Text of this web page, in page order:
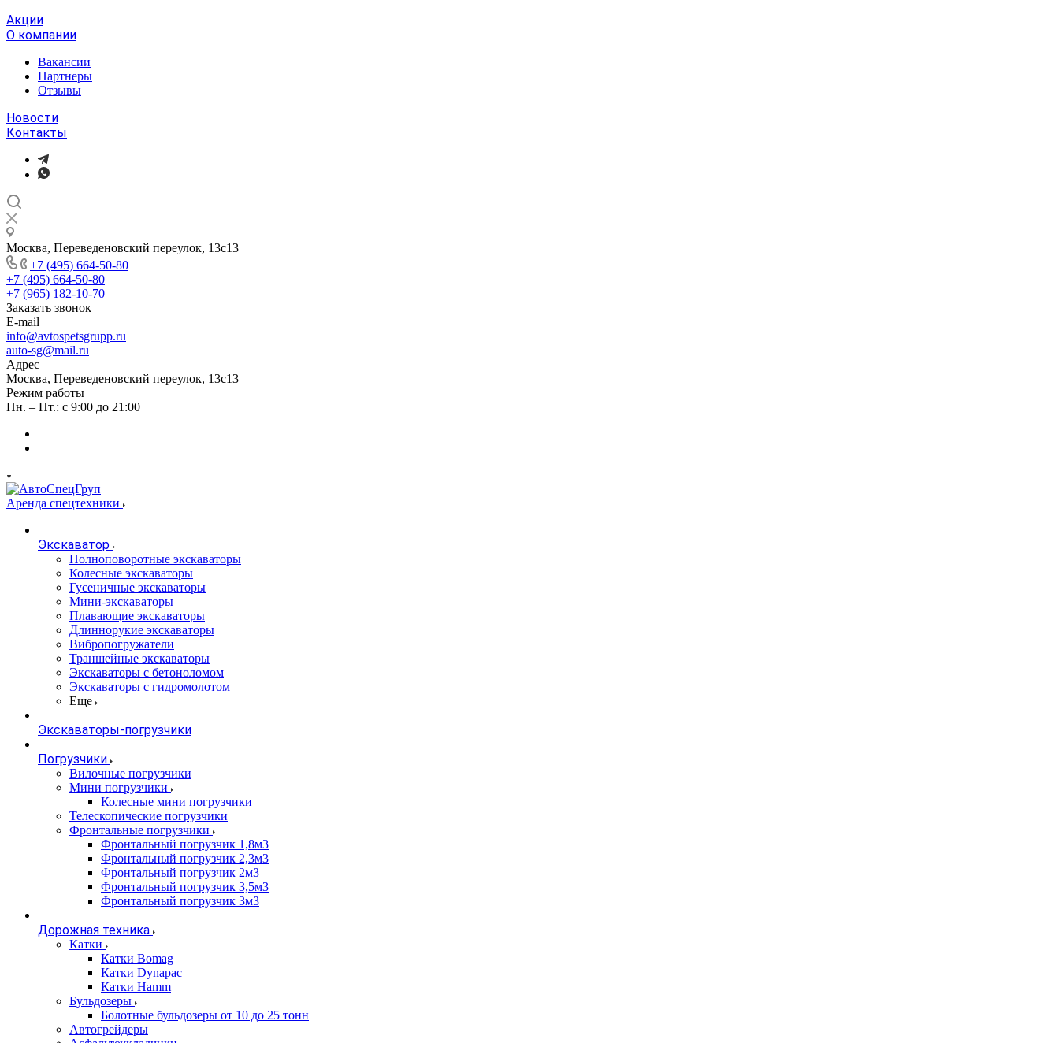
Акции
О компании
Вакансии
Партнеры
Отзывы
Новости
Контакты
Москва, Переведеновский переулок, 13с13
+7 (495) 664-50-80
+7 (495) 664-50-80
+7 (965) 182-10-70
Заказать звонок
E-mail
info@avtospetsgrupp.ru
auto-sg@mail.ru
Адрес
Москва, Переведеновский переулок, 13с13
Режим работы
Пн. – Пт.: с 9:00 до 21:00
Аренда спецтехники
Экскаватор
Полноповоротные экскаваторы
Колесные экскаваторы
Гусеничные экскаваторы
Мини-экскаваторы
Плавающие экскаваторы
Длиннорукие экскаваторы
Вибропогружатели
Траншейные экскаваторы
Экскаваторы с бетоноломом
Экскаваторы с гидромолотом
Еще
Экскаваторы-погрузчики
Погрузчики
Вилочные погрузчики
Мини погрузчики
Колесные мини погрузчики
Телескопические погрузчики
Фронтальные погрузчики
Фронтальный погрузчик 1,8м3
Фронтальный погрузчик 2,3м3
Фронтальный погрузчик 2м3
Фронтальный погрузчик 3,5м3
Фронтальный погрузчик 3м3
Дорожная техника
Катки
Катки Bomag
Катки Dynapac
Катки Hamm
Бульдозеры
Болотные бульдозеры от 10 до 25 тонн
Автогрейдеры